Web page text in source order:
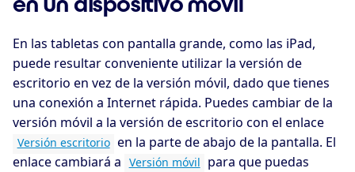
En las tabletas con pantalla grande, como las iPad,
puede resultar conveniente utilizar la versión de
escritorio en vez de la versión móvil, dado que tienes
una conexión a Internet rápida. Puedes cambiar de la
versión móvil a la versión de escritorio con el enlace
Versión escritorio en la parte de abajo de la pantalla. El
enlace cambiará a Versión móvil para que puedas